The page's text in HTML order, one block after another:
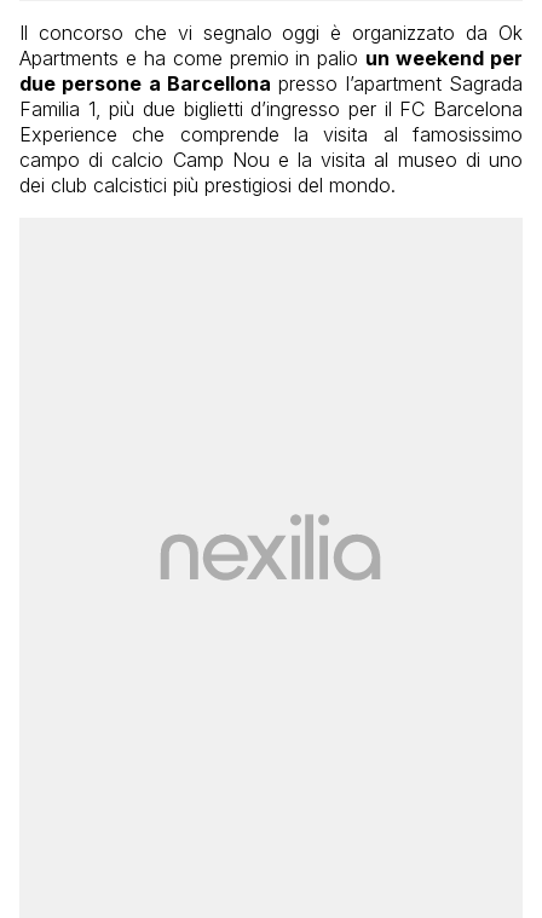
Il concorso che vi segnalo oggi è organizzato da Ok
Apartments e ha come premio in palio un weekend per
due persone a Barcellona presso l’apartment Sagrada
Familia 1, più due biglietti d’ingresso per il FC Barcelona
Experience che comprende la visita al famosissimo
campo di calcio Camp Nou e la visita al museo di uno
dei club calcistici più prestigiosi del mondo.